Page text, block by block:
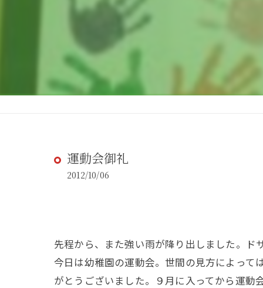
運動会御礼
2012/10/06
先程から、また強い雨が降り出しました。ド
今日は幼稚園の運動会。世間の見方によって
がとうございました。９月に入ってから運動